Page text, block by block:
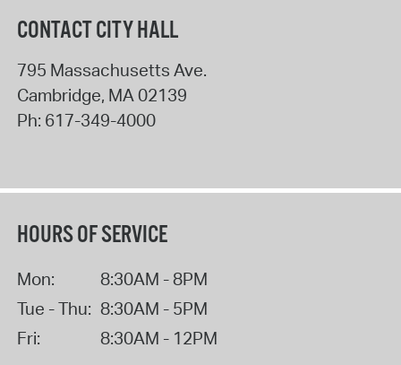
CONTACT CITY HALL
795 Massachusetts Ave.
Cambridge, MA02139
Ph: 617-349-4000
HOURS OF SERVICE
Mon:
8:30AM - 8PM
Tue - Thu: 8:30AM - 5PM
Fri:
8:30AM - 12PM